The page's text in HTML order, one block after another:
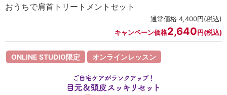
オンラインレッスンチケット
Lifest.(ライフェスト）
おうちで肩首トリートメントセット
通常価格 4,400円(税込)
キャンペーン価格2,640円(税込)
ONLINE STUDIO限定 オンラインレッスン